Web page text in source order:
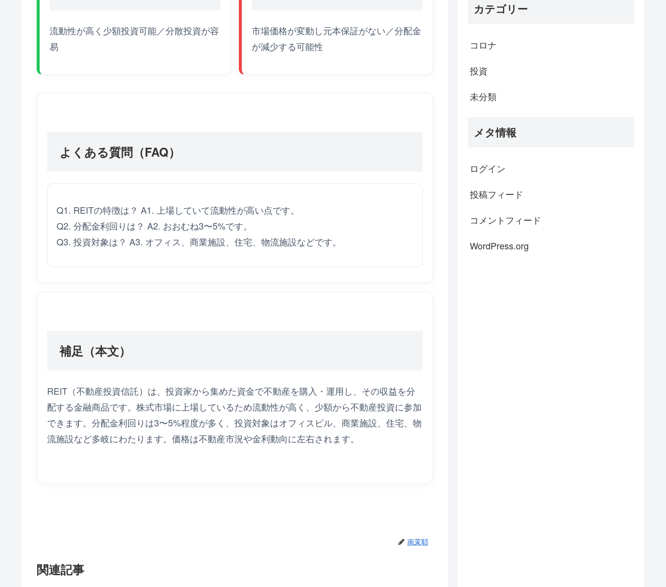
流動性が高く少額投資可能／分散投資が容
易
市場価格が変動し元本保証がない／分配金
が減少する可能性
よくある質問（FAQ）
Q1. REITの特徴は？ A1. 上場していて流動性が高い点です。
Q2. 分配金利回りは？ A2. おおむね3〜5%です。
Q3. 投資対象は？ A3. オフィス、商業施設、住宅、物流施設などです。
補足（本文）
REIT（不動産投資信託）は、投資家から集めた資金で不動産を購入・運用し、その収益を分
配する金融商品です。株式市場に上場しているため流動性が高く、少額から不動産投資に参加
できます。分配金利回りは3〜5%程度が多く、投資対象はオフィスビル、商業施設、住宅、物
流施設など多岐にわたります。価格は不動産市況や金利動向に左右されます。
南茉耶
関連記事
カテゴリー
コロナ
投資
未分類
メタ情報
ログイン
投稿フィード
コメントフィード
WordPress.org